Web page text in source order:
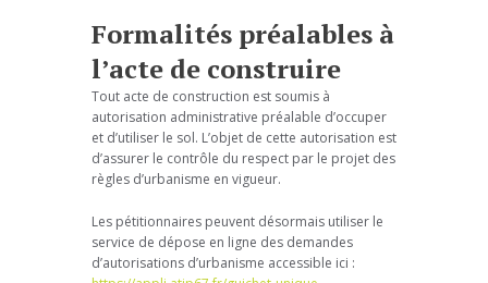
Formalités préalables à
l’acte de construire
Tout acte de construction est soumis à
autorisation administrative préalable d’occuper
et d’utiliser le sol. L’objet de cette autorisation est
d’assurer le contrôle du respect par le projet des
règles d’urbanisme en vigueur.
Les pétitionnaires peuvent désormais utiliser le
service de dépose en ligne des demandes
d’autorisations d’urbanisme accessible ici :